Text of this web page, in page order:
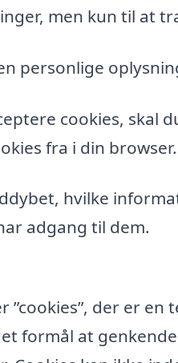
men kun til at
personlige
cookies, skal
fra i din browser.
hvilke
adgang til dem.
”cookies”, der er
formål at